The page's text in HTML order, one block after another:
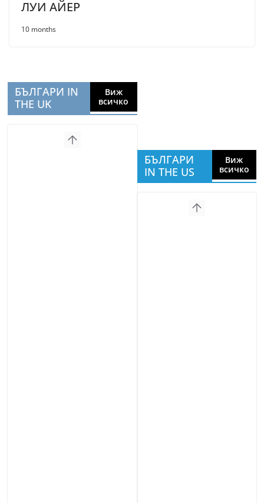
ЛУИ АЙЕР
10 months
БЪЛГАРИ IN
THE UK
Виж
всичко
БЪЛГАРИ
IN THE US
Виж
всичко